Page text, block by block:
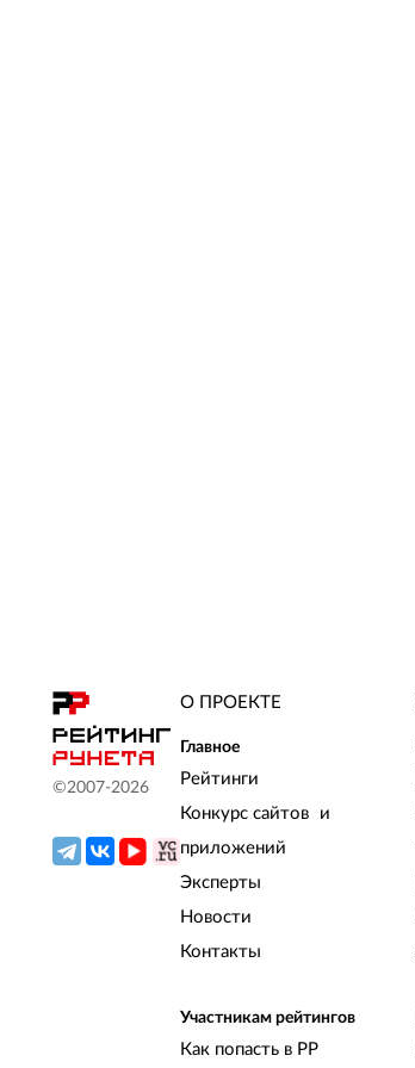
©2007-2026
О ПРОЕКТЕ
Главное
Рейтинги
Конкурс сайтов и
приложений
Эксперты
Новости
Контакты
Участникам рейтингов
Как попасть в РР